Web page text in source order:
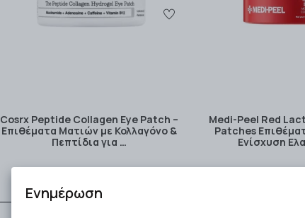
Cosrx Peptide Collagen Eye Patch –
Επιθέματα Ματιών με Κολλαγόνο &
Πεπτίδια για …
21.88€
Medi-Peel Red
Patches
Ενίσχυση
Ενημέρωση